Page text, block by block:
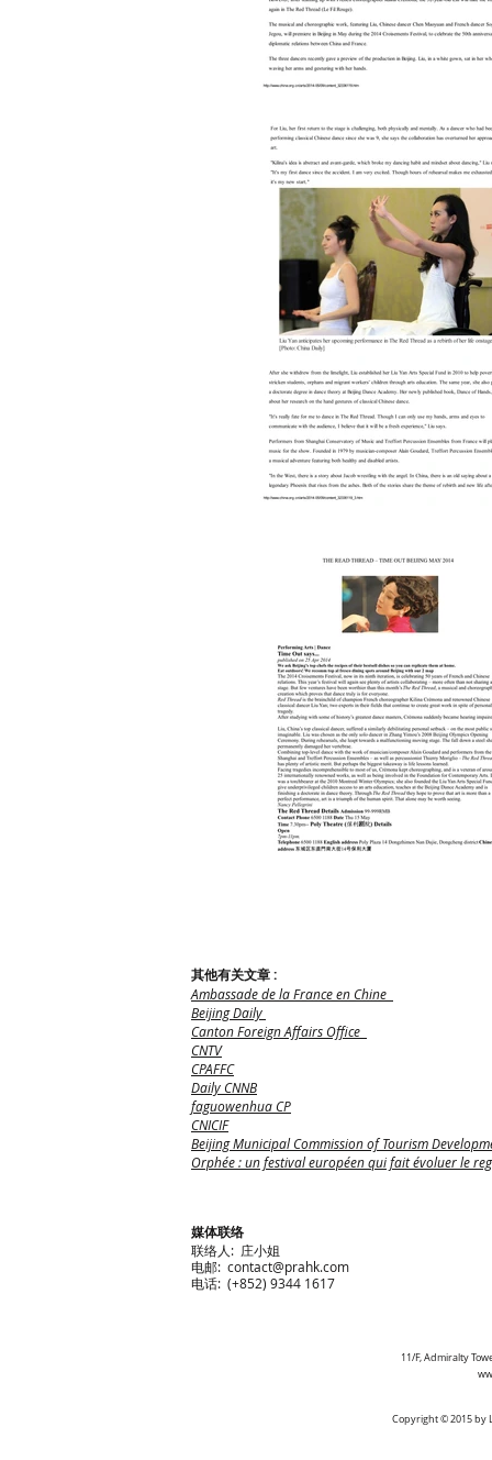
其他有关文章 :
Ambassade de la France en Chine
Beijing Daily
Canton Foreign Affairs Office
CNTV
CPAFFC
Daily CNNB
faguowenhua CP
CNICIF
Beijing Municipal Commission of Tourism
Orphée : un festival européen qui fait évoluer le
媒体联络
联络人: 庄小姐
电邮: contact@prahk.com
电话: (+852) 9344 1617
11/F, Admiralty
Copyright © 2015 by